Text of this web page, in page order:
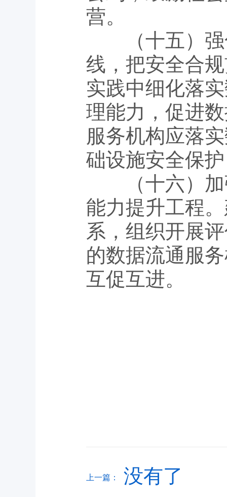
营。
（十五）强
线，把安全合
实践中细化落
理能力，促进
服务机构应落
础设施安全保
（十六）加
能力提升工程
系，组织开展
的数据流通服
互促互进。
上一篇： 没有了